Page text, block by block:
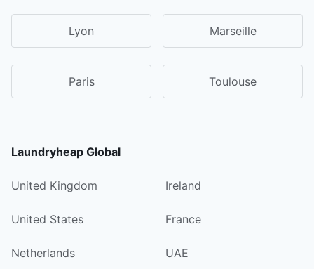
Lyon Marseille
Paris Toulouse
Laundryheap Global
United Kingdom Ireland
United States France
Netherlands UAE